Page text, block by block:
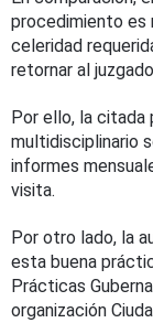
procedimiento es
celeridad
retornar al
Por ello, la
multidisciplinario
informes
visita.
Por otro lado, la
esta buena
Prácticas
organización